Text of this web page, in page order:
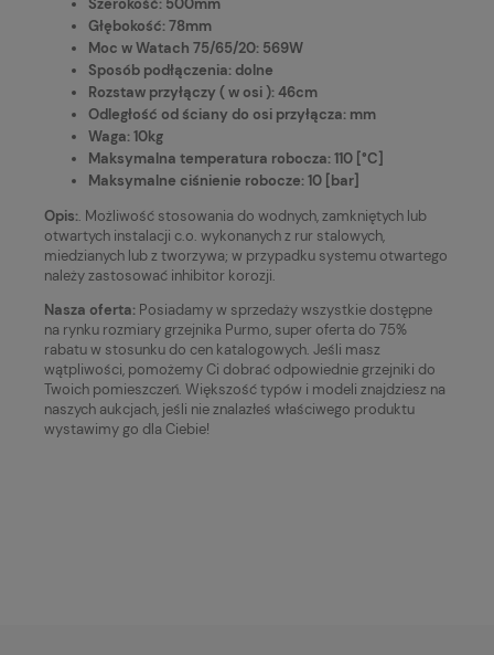
Głębokość: 78mm
Moc w Watach 75/65/20: 569W
Sposób podłączenia: dolne
Rozstaw przyłączy ( w osi ): 46cm
Odległość od ściany do osi przyłącza: mm
Waga: 10kg
Maksymalna temperatura robocza: 110 [°C]
Maksymalne ciśnienie robocze: 10 [bar]
Opis:. Możliwość stosowania do wodnych, zamkniętych lub
otwartych instalacji c.o. wykonanych z rur stalowych,
miedzianych lub z tworzywa; w przypadku systemu otwartego
należy zastosować inhibitor korozji.
Nasza oferta: Posiadamy w sprzedaży wszystkie dostępne
na rynku rozmiary grzejnika Purmo, super oferta do 75%
rabatu w stosunku do cen katalogowych. Jeśli masz
wątpliwości, pomożemy Ci dobrać odpowiednie grzejniki do
Twoich pomieszczeń. Większość typów i modeli znajdziesz na
naszych aukcjach, jeśli nie znalazłeś właściwego produktu
wystawimy go dla Ciebie!